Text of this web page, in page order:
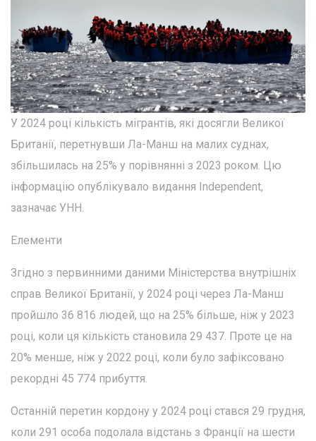
У 2024 році кількість мігрантів, які досягли Великої
Британії, перетнувши Ла-Манш на малих суднах,
збільшилась на 25% у порівнянні з 2023 роком. Цю
інформацію опублікувало видання Independent,
зазначає УНН.
Елементи
Згідно з первинними даними Міністерства внутрішніх
справ Великої Британії, у 2024 році через Ла-Манш
пройшло 36 816 людей, що на 25% більше, ніж у 2023
році, коли ця кількість становила 29 437. Проте це на
20% менше, ніж у 2022 році, коли було зафіксовано
рекордні 45 774 прибуття.
Останній перетин кордону у 2024 році стався 29 грудня,
коли 291 особа подолала відстань з Франції на шести